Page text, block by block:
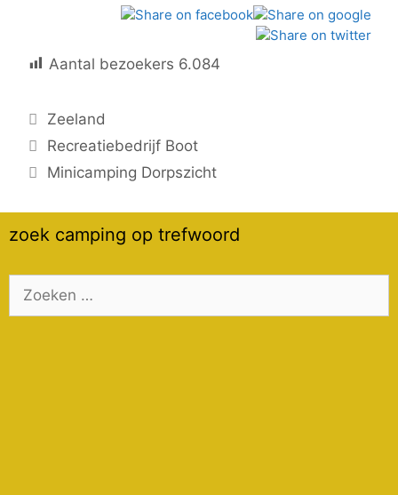
Aantal bezoekers 6.084
Categorieën
Zeeland
Recreatiebedrijf Boot
Minicamping Dorpszicht
zoek camping op trefwoord
naar: